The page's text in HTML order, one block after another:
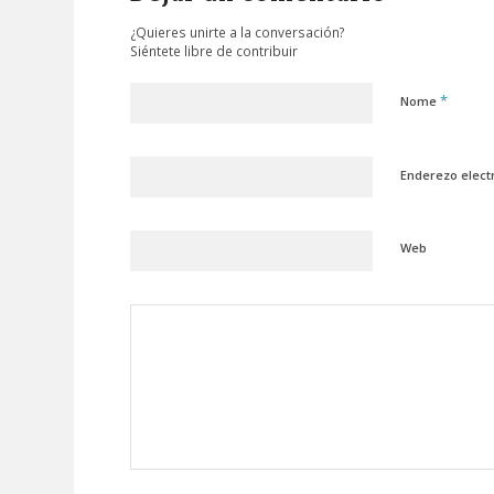
¿Quieres unirte a la conversación?
Siéntete libre de contribuir
Nome *
Enderezo
Web